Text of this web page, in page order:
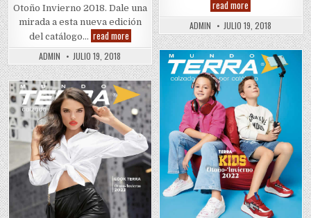
read more
Mundo
Terra
Calzado
Dama
Otoño
Invierno
2018-
2019
de
USA
ADMIN JULIO 19, 2018
Otoño Invierno 2018. Dale una
mirada a esta nueva edición
del catálogo… read moreCatálogo
Mundo
Ropa
y
Calzado
Caballero
Otoño
Invierno
2018-
2019
ADMIN JULIO 19, 2018
Posted
in
Posted
in